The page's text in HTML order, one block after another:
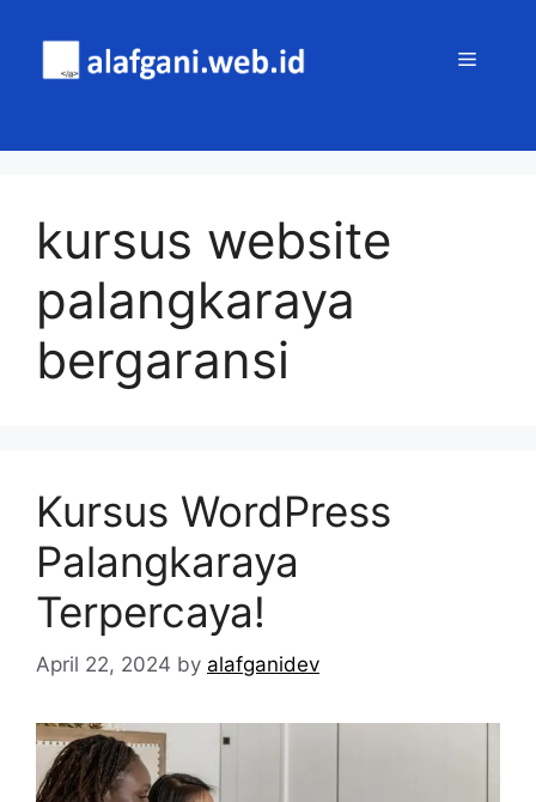
content
MENU
kursus website
palangkaraya
bergaransi
Kursus WordPress
Palangkaraya
Terpercaya!
April 22, 2024 by alafganidev